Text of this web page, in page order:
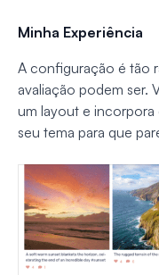
Minha Experiência
A configuração é tão
avaliação podem ser.
um layout e
seu tema para que